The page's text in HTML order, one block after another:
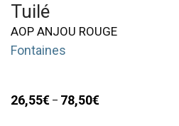
Tuilé
AOP ANJOU ROUGE
Fontaines
26,55€ – 78,50€
Plage